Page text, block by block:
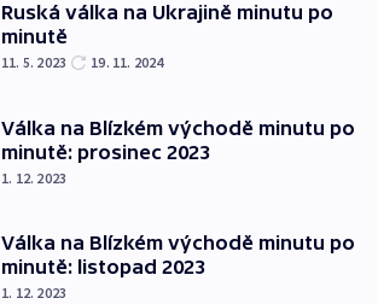
Ruská válka na Ukrajině minutu po
minutě
11. 5. 2023 19. 11. 2024
Válka na Blízkém východě minutu po
minutě: prosinec 2023
1. 12. 2023
Válka na Blízkém východě minutu po
minutě: listopad 2023
1. 12. 2023